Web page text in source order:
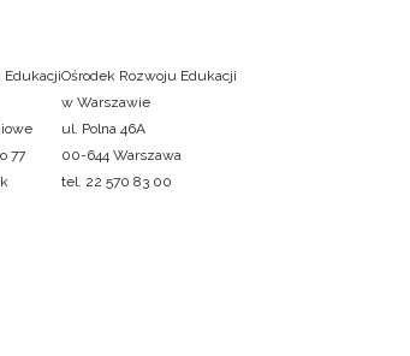
Edukacji
77
Ośrodek Rozwoju Edukacji
w Warszawie
ul. Polna 46A
00-644 Warszawa
tel. 22 570 83 00